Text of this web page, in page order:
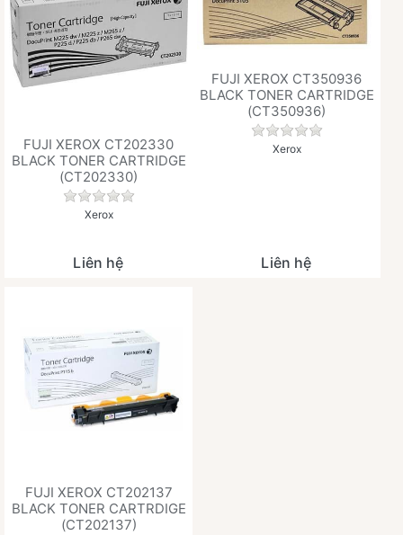
FUJI XEROX CT202330
BLACK TONER CARTRIDGE
(CT202330)
Chưa có đánh giá nào cho sản phẩm này.
Xerox
Liên hệ
FUJI XEROX CT350936
BLACK TONER CARTRIDGE
(CT350936)
Chưa có đánh giá
Xerox
Liên hệ
FUJI XEROX CT202137
BLACK TONER CARTRDIGE
(CT202137)